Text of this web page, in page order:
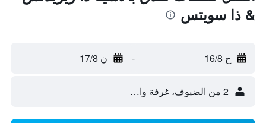
& ذا سويتس
ح 16/8 - ن 17/8
2 من الضيوف، غرفة واحدة